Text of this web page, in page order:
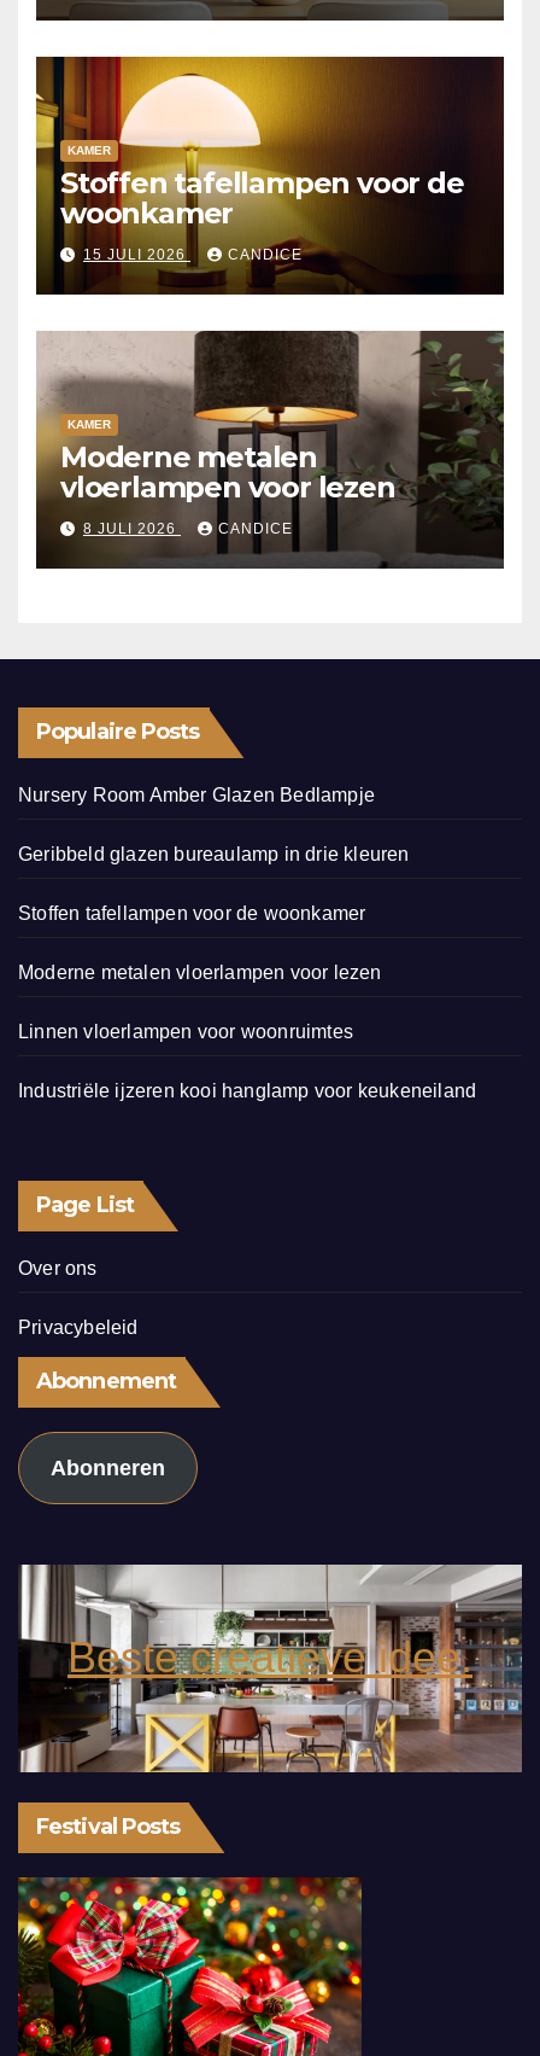
KAMER
Stoffen tafellampen voor de
woonkamer
15 JULI 2026 CANDICE
KAMER
Moderne metalen
vloerlampen voor lezen
8 JULI 2026 CANDICE
Populaire Posts
Nursery Room Amber Glazen Bedlampje
Geribbeld glazen bureaulamp in drie kleuren
Stoffen tafellampen voor de woonkamer
Moderne metalen vloerlampen voor lezen
Linnen vloerlampen voor woonruimtes
Industriële ijzeren kooi hanglamp voor keukeneiland
Page List
Over ons
Privacybeleid
Abonnement
Abonneren
Beste creatieve idee.
Festival Posts